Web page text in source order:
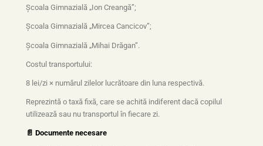
Școala Gimnazială „Ion Creangă”;
Școala Gimnazială „Mircea Cancicov”;
Școala Gimnazială „Mihai Drăgan”.
Costul transportului:
8 lei/zi × numărul zilelor lucrătoare din luna respectivă.
Reprezintă o taxă fixă, care se achită indiferent dacă copilul
utilizează sau nu transportul în fiecare zi.
📄 Documente necesare